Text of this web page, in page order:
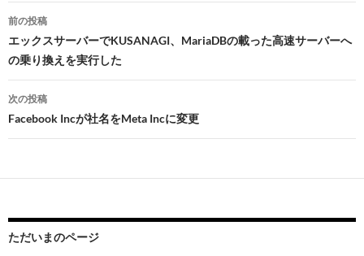
投
稿
ナ
ビ
ゲ
シ
ョ
ン
前の投稿
エックスサーバーでKUSANAGI、MariaDBの載った高速サーバーへ
の乗り換えを実行した
次の投稿
Facebook Incが社名をMeta Incに変更
ただいまのページ